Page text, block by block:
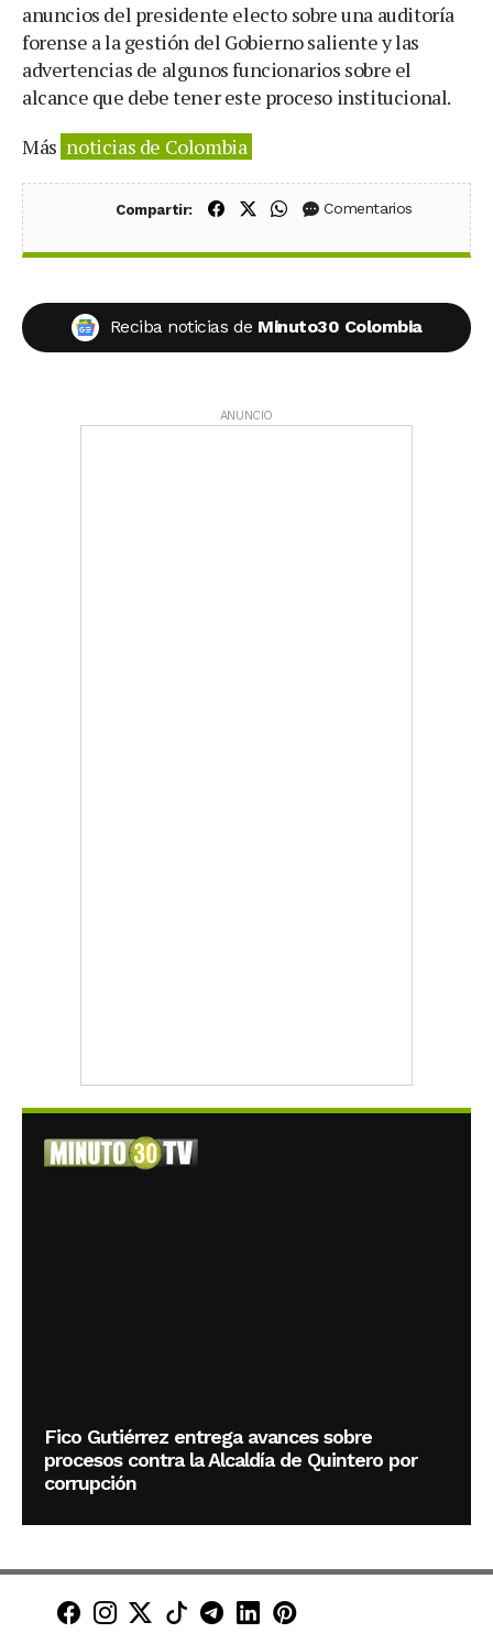
anuncios del presidente electo sobre una auditoría
forense a la gestión del Gobierno saliente y las
advertencias de algunos funcionarios sobre el
alcance que debe tener este proceso institucional.
Más noticias de Colombia
Compartir: Compartir en Facebook
Compartir en X (Twitter)
Compartir en WhatsApp
Comentarios
Reciba noticias de Minuto30 Colombia
ANUNCIO
Fico Gutiérrez entrega avances sobre
procesos contra la Alcaldía de Quintero por
corrupción
Minuto30 en Facebook
Minuto30 en Instagram
Minuto30 en X (Twitter)
Minuto30 en TikTok
Canal de Minuto30 en
Minuto30 en LinkedIn
Minuto30 en